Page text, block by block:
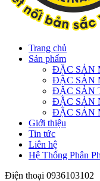
Trang chủ
Sản phẩm
ĐẶC SẢN
ĐẶC SẢN
ĐẶC SẢN
ĐẶC SẢN
ĐẶC SẢN
Giới thiệu
Tin tức
Liên hệ
Hệ Thống Phân
Điện thoại 0936103102